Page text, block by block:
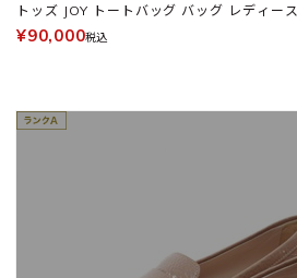
トッズ JOY トートバッグ バッグ レディース
¥90,000税込